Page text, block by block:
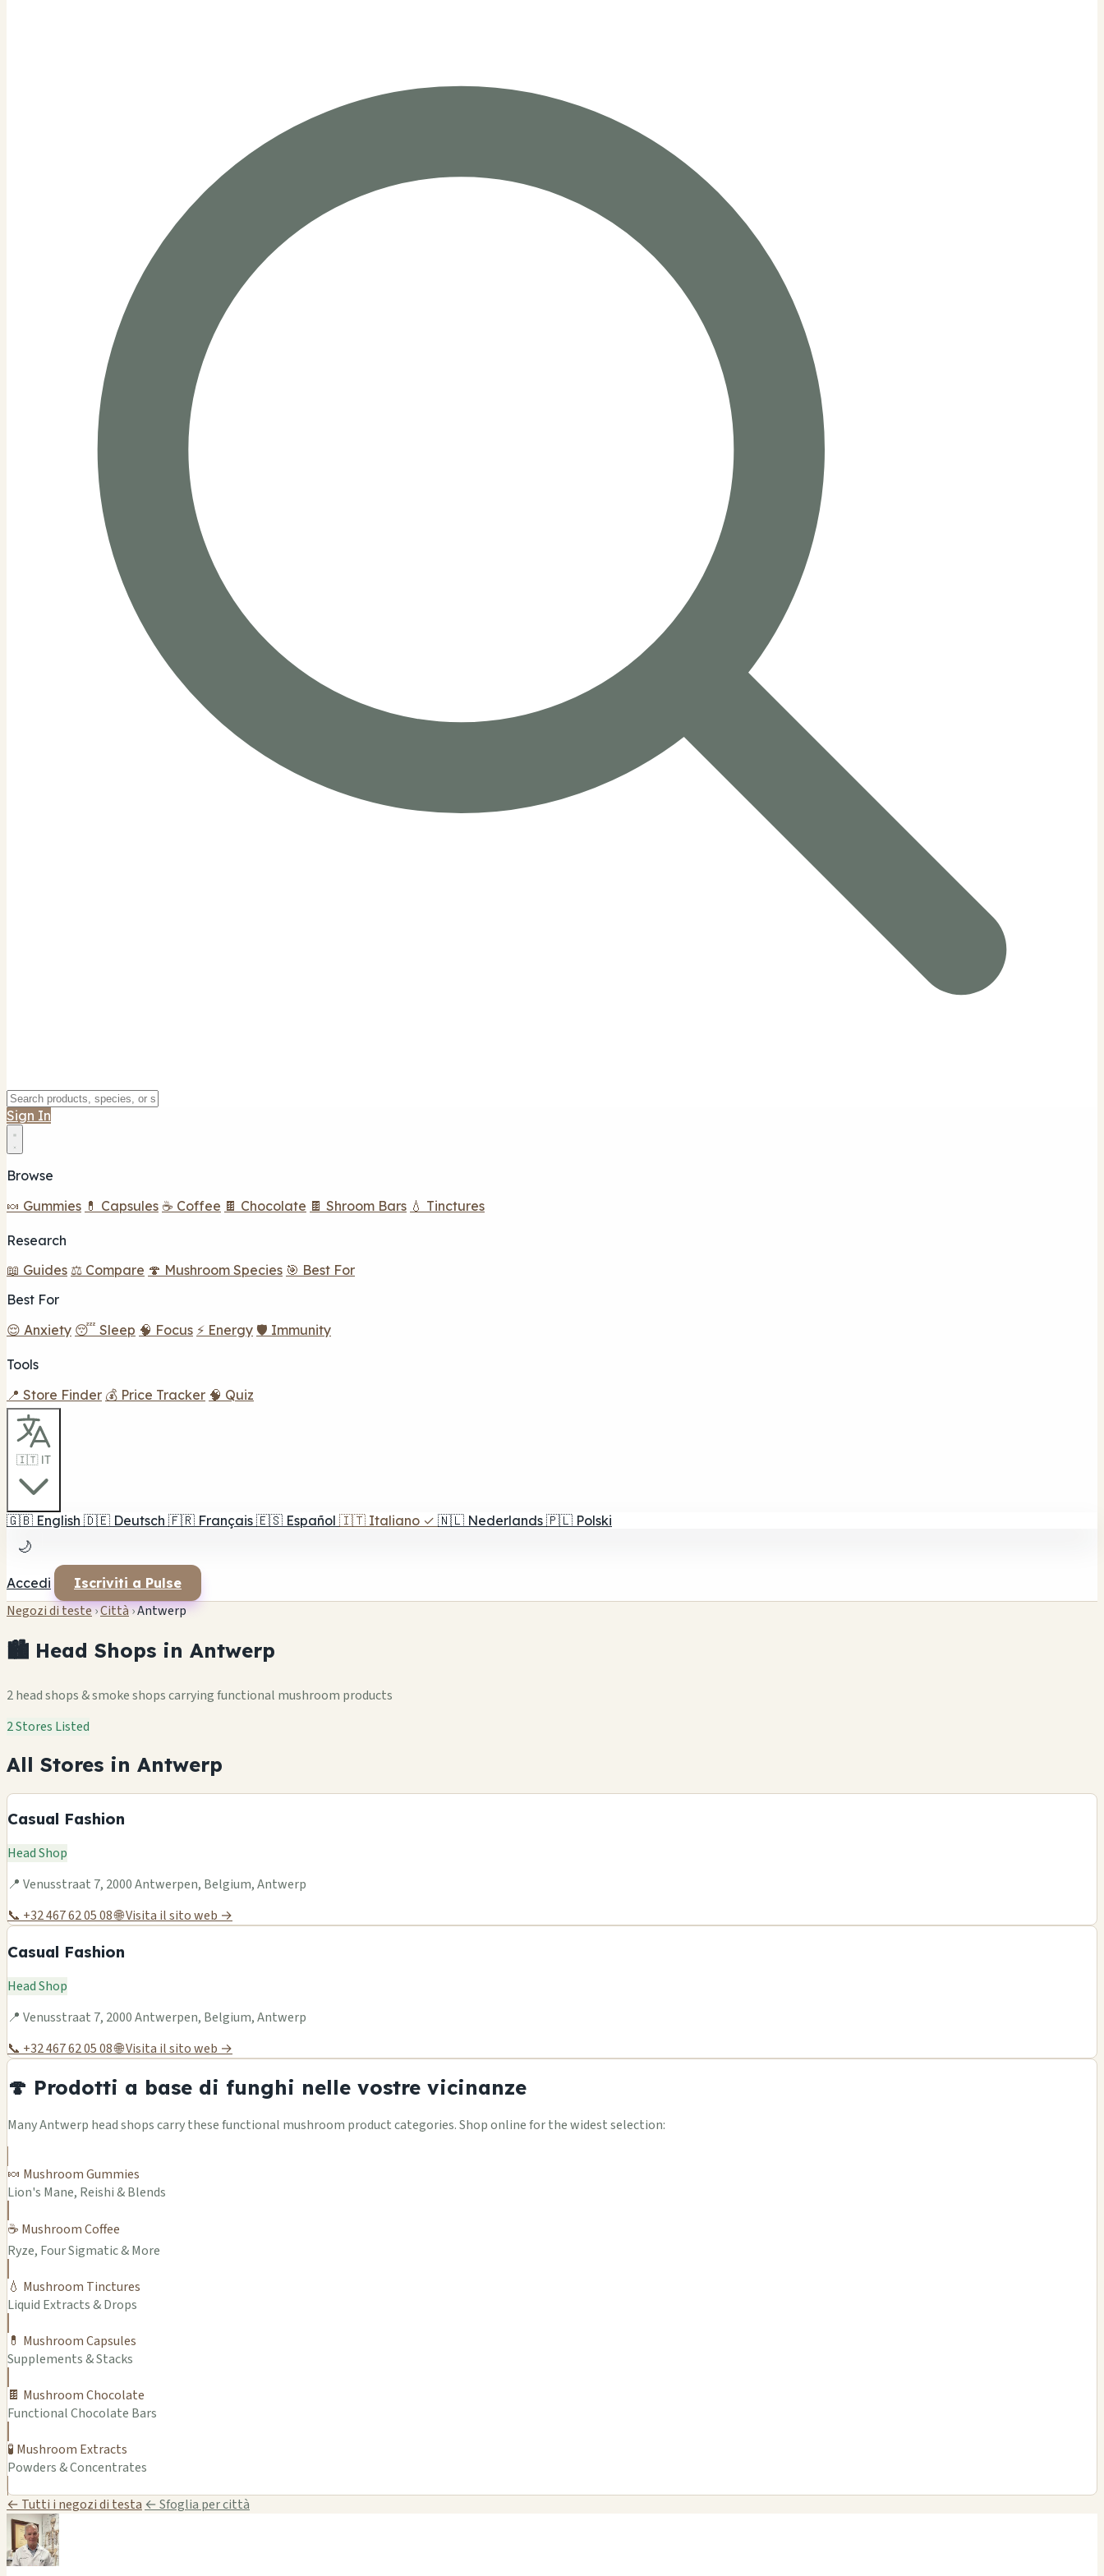
Sign In
Browse
🍬 Gummies 💊 Capsules ☕ Coffee 🍫 Chocolate 🍫 Shroom Bars 💧 Tinctures
Research
📖 Guides ⚖️ Compare 🍄 Mushroom Species 🎯 Best For
Best For
😌 Anxiety 😴 Sleep 🧠 Focus ⚡ Energy 🛡️ Immunity
Tools
📍 Store Finder 💰 Price Tracker 🧠 Quiz
🇮🇹 IT
🇬🇧 English 🇩🇪 Deutsch 🇫🇷 Français 🇪🇸 Español 🇮🇹 Italiano ✓ 🇳🇱 Nederlands 🇵🇱 Polski
🌙
Accedi Iscriviti a Pulse
Negozi di teste›Città›Antwerp
🏙️ Head Shops in Antwerp
2 head shops & smoke shops carrying functional mushroom products
2 Stores Listed
All Stores in Antwerp
Casual Fashion
Head Shop
📍 Venusstraat 7, 2000 Antwerpen, Belgium, Antwerp
📞 +32 467 62 05 08🌐 Visita il sito web →
Casual Fashion
Head Shop
📍 Venusstraat 7, 2000 Antwerpen, Belgium, Antwerp
📞 +32 467 62 05 08🌐 Visita il sito web →
🍄 Prodotti a base di funghi nelle vostre vicinanze
Many Antwerp head shops carry these functional mushroom product categories. Shop online for the widest selection:
🍬 Mushroom Gummies
Lion's Mane, Reishi & Blends
☕ Mushroom Coffee
Ryze, Four Sigmatic & More
💧 Mushroom Tinctures
Liquid Extracts & Drops
💊 Mushroom Capsules
Supplements & Stacks
🍫 Mushroom Chocolate
Functional Chocolate Bars
🧪 Mushroom Extracts
Powders & Concentrates
← Tutti i negozi di testa ← Sfoglia per città